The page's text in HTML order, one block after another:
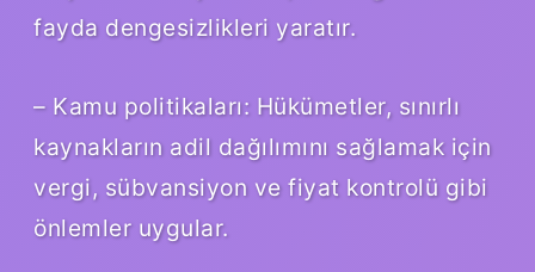
fayda dengesizlikleri yaratır.
– Kamu politikaları: Hükümetler, sınırlı
kaynakların adil dağılımını sağlamak için
vergi, sübvansiyon ve fiyat kontrolü gibi
önlemler uygular.